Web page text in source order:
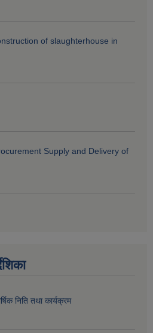
of slaughterhouse in
Supply and Delivery of
निति तथा कार्यक्रम